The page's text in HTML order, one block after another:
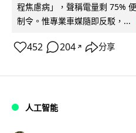
程焦慮病」，聲稱電量剩 75%
制令。惟專業車媒隨即反駁，...
452 204 ↗ 分享
人工智能